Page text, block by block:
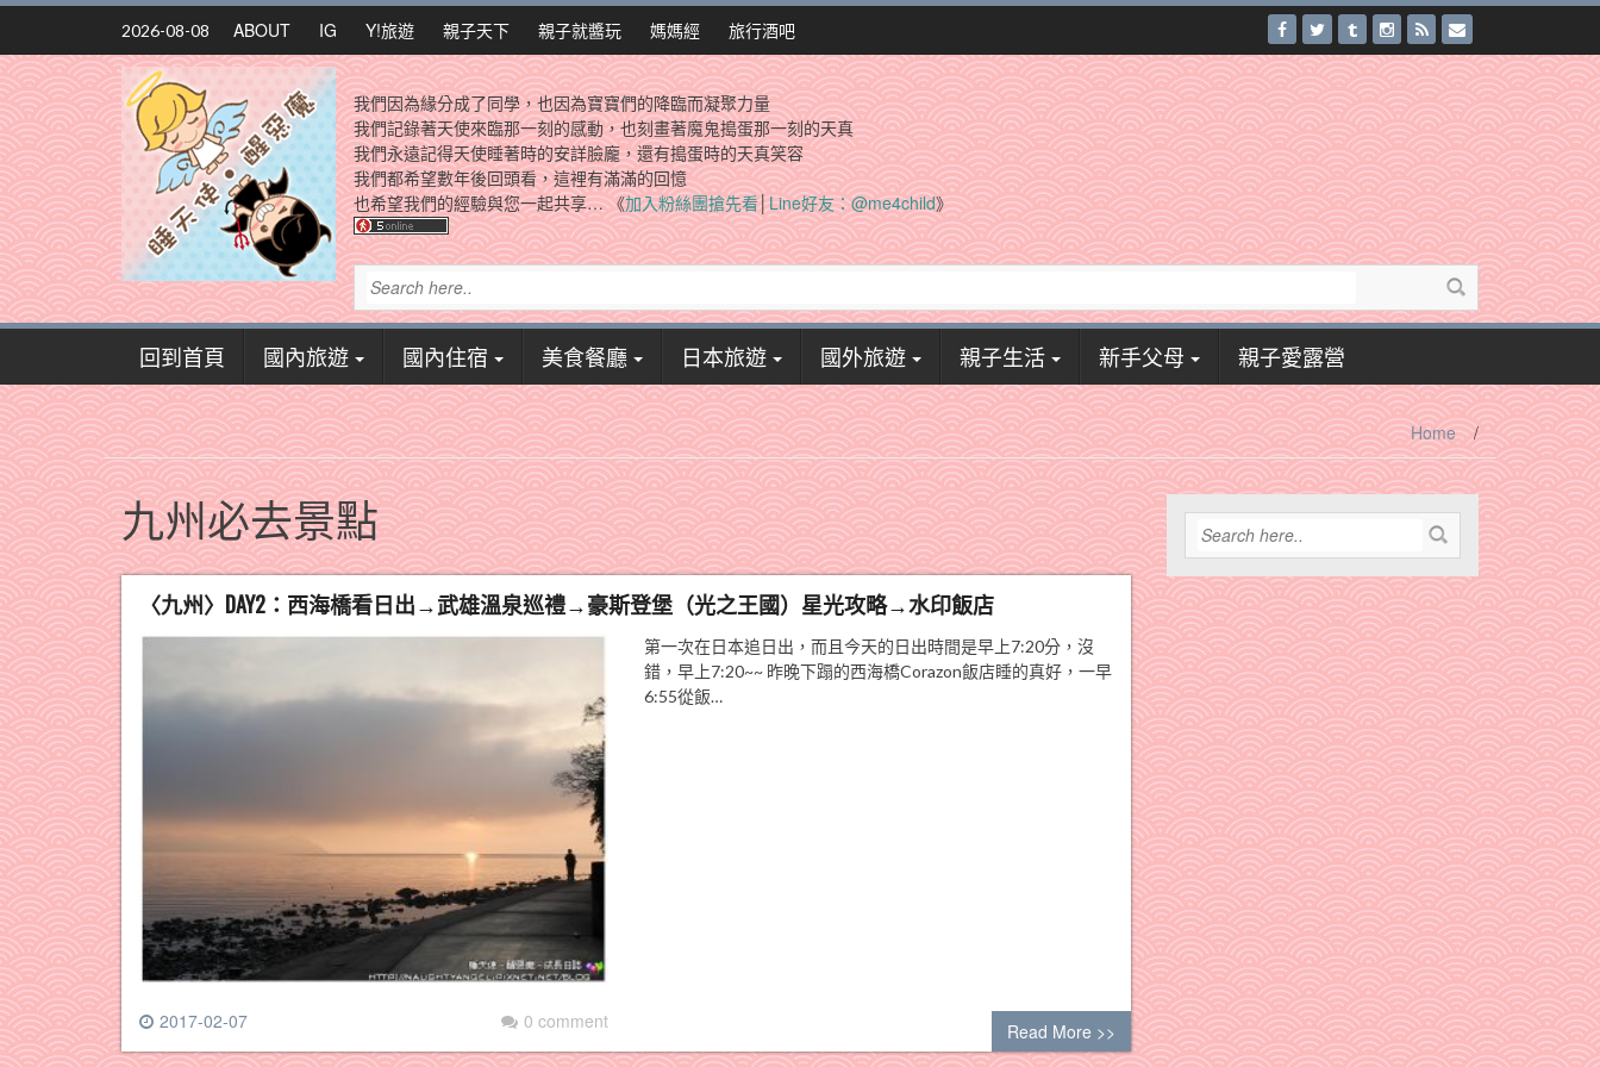
Skip
content
2026-08-08 ABOUT IG Y!旅遊 親子天下 親子就醬玩 媽媽經 旅行酒吧
我們因為緣分成了同學，也因為寶寶們的降臨而凝聚力量
我們記錄著天使來臨那一刻的感動，也刻畫著魔鬼搗蛋那一刻的天真
我們永遠記得天使睡著時的安詳臉龐，還有搗蛋時的天真笑容
我們都希望數年後回頭看，這裡有滿滿的回憶
也希望我們的經驗與您一起共享… 《加入粉絲團搶先看│Line好友：@me4child》
回到首頁 國內旅遊 國內住宿 美食餐廳 日本旅遊 國外旅遊 親子生活 新手父母 親子愛露營
Home /
九州必去景點
〈九州〉DAY2：西海橋看日出→武雄溫泉巡禮→豪斯登堡（光之王國）星光攻略→水印飯店
2017-02-07 0 comment
第一次在日本追日出，而且今天的日出時間是早上7:20分，沒
錯，早上7:20~~ 昨晚下蹋的西海橋Corazon飯店睡的真好，一早
6:55從飯…
Read More >>